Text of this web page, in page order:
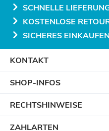
SCHNELLE
KOSTENLOSE
SICHERES EINKAUFEN
KONTAKT
SHOP-INFOS
RECHTSHINWEISE
ZAHLARTEN